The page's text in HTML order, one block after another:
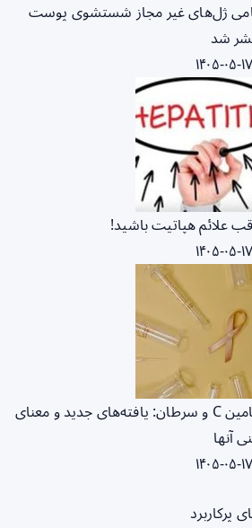
ژل‌های غیر مجاز شستشوی پوست
شد
علائم هپاتیت باشید!
ویتامین C و سرطان: یافته‌های جدید و معنای
آنها
پرکاربرد